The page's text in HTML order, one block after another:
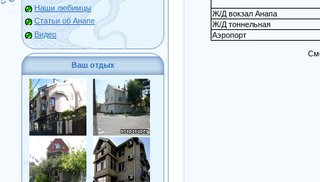
Наши любимцы
Статьи об Анапе
Видео
Ваш отдых
Ж/Д вокзал Анапа
Ж/Д тоннельная
Аэропорт